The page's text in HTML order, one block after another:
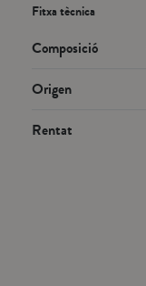
Fitxa tècnica
Composició
Origen
Rentat